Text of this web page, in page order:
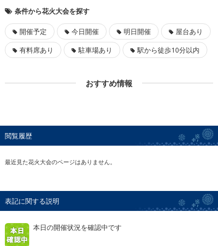
条件から花火大会を探す
開催予定 今日開催 明日開催
屋台あり
有料席あり
駐車場あり 駅から徒歩10分以内
おすすめ情報
閲覧履歴
最近見た花火大会のページはありません。
表記に関する説明
本日の開催状況を確認中です